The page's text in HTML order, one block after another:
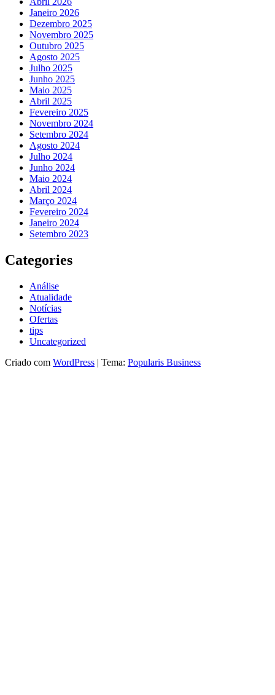
Janeiro 2026
Dezembro 2025
Novembro 2025
Outubro 2025
Agosto 2025
Julho 2025
Junho 2025
Maio 2025
Abril 2025
Fevereiro 2025
Novembro 2024
Setembro 2024
Agosto 2024
Julho 2024
Junho 2024
Maio 2024
Abril 2024
Março 2024
Fevereiro 2024
Janeiro 2024
Setembro 2023
Categories
Análise
Atualidade
Notícias
Ofertas
tips
Uncategorized
Criado com WordPress | Tema: Popularis Business